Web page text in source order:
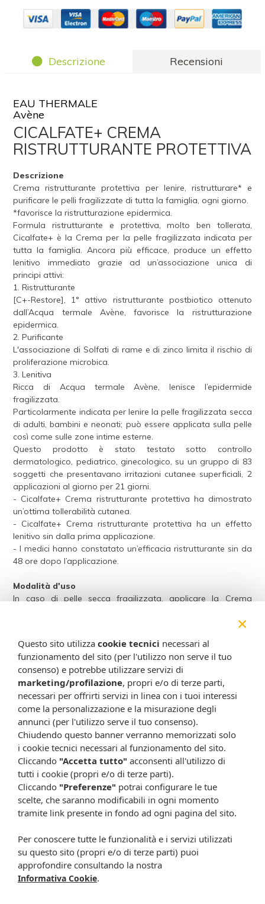
Descrizione Recensioni
EAU THERMALE
Avène
CICALFATE+ CREMA
RISTRUTTURANTE PROTETTIVA
Descrizione
Crema ristrutturante protettiva per lenire, ristrutturare* e
purificare le pelli fragilizzate di tutta la famiglia, ogni giorno.
*favorisce la ristrutturazione epidermica.
Formula ristrutturante e protettiva, molto ben tollerata,
Cicalfate+ è la Crema per la pelle fragilizzata indicata per
tutta la famiglia. Ancora più efficace, produce un effetto
lenitivo immediato grazie ad un’associazione unica di
principi attivi:
1. Ristrutturante
[C+-Restore], 1° attivo ristrutturante postbiotico ottenuto
dall’Acqua termale Avène, favorisce la ristrutturazione
epidermica.
2. Purificante
L'associazione di Solfati di rame e di zinco limita il rischio di
proliferazione microbica.
3. Lenitiva
Ricca di Acqua termale Avène, lenisce l’epidermide
fragilizzata.
Particolarmente indicata per lenire la pelle fragilizzata secca
di adulti, bambini e neonati; può essere applicata sulla pelle
così come sulle zone intime esterne.
Questo prodotto è stato testato sotto controllo
dermatologico, pediatrico, ginecologico, su un gruppo di 83
soggetti che presentavano irritazioni cutanee superficiali, 2
applicazioni al giorno per 21 giorni.
- Cicalfate+ Crema ristrutturante protettiva ha dimostrato
un’ottima tollerabilità cutanea.
- Cicalfate+ Crema ristrutturante protettiva ha un effetto
lenitivo sin dalla prima applicazione.
- I medici hanno constatato un’efficacia ristrutturante sin da
48 ore dopo l’applicazione.
Modalità d'uso
In caso di pelle secca fragilizzata, applicare la Crema
Componenti
Avene thermal spring water (avene aqua), Caprylic/capric
triglyceride, Mineral oil (paraffinum liquidum), Glycerin,
Hydrogenated vegetable oil, Zinco oxide, Propylene glycol,
Polyglyceryl-2 sesquiisostearate, Peg-22/dodecyl glycol
copolymer, Aluminum stearate, Aquaphilus dolomiae
ferment filtrate, Arginine, Beeswax (cera alba), Copper
sulfate, Magnesium stearate, Magnesium sulfate,
Microcrystalline wax (cera microcristallina), Tromethamine,
Zinc sulfate.
Formato
Disponibile in formato da 40 ml e da 100 ml
IT009646 (40 ml)
IT009648 (100 ml)
Attenzione:
×
Questo sito utilizza cookie tecnici necessari al
funzionamento del sito (per l'utilizzo non serve il tuo
consenso) e potrebbe utilizzare servizi di
marketing/profilazione, propri e/o di terze parti,
necessari per offrirti servizi in linea con i tuoi interessi
come la personalizzazione e la misurazione degli
annunci (per l'utilizzo serve il tuo consenso).
Chiudendo questo banner verranno memorizzati solo
i cookie tecnici necessari al funzionamento del sito.
Cliccando "Accetta tutto" acconsenti all'utilizzo di
tutti i cookie (propri e/o di terze parti).
Cliccando "Preferenze" potrai configurare le tue
scelte, che saranno modificabili in ogni momento
tramite link presente in fondo ad ogni pagina del sito.
Per conoscere tutte le funzionalità e i servizi utilizzati
su questo sito (propri e/o di terze parti) puoi
approfondire consultando la nostra
Informativa Cookie.